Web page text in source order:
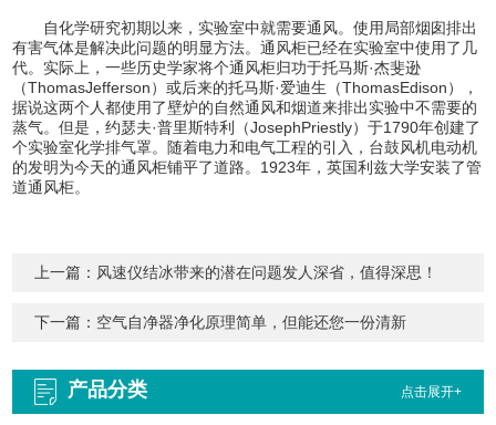
自化学研究初期以来，实验室中就需要通风。使用局部烟囱排出
有害气体是解决此问题的明显方法。通风柜已经在实验室中使用了几
代。实际上，一些历史学家将个通风柜归功于托马斯·杰斐逊
（ThomasJefferson）或后来的托马斯·爱迪生（ThomasEdison），
据说这两个人都使用了壁炉的自然通风和烟道来排出实验中不需要的
蒸气。但是，约瑟夫·普里斯特利（JosephPriestly）于1790年创建了
个实验室化学排气罩。随着电力和电气工程的引入，台鼓风机电动机
的发明为今天的通风柜铺平了道路。1923年，英国利兹大学安装了管
道通风柜。
上一篇： 风速仪结冰带来的潜在问题发人深省，值得深思！
下一篇： 空气自净器净化原理简单，但能还您一份清新
产品分类 点击展开+